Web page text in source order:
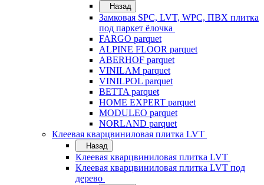
Назад
Замковая SPC, LVT, WPC, ПВХ плитка
под паркет ёлочка
FARGO parquet
ALPINE FLOOR parquet
ABERHOF parquet
VINILAM parquet
VINILPOL parquet
BETTA parquet
HOME EXPERT parquet
MODULEO parquet
NORLAND parquet
Клеевая кварцвиниловая плитка LVT
Назад
Клеевая кварцвиниловая плитка LVT
Клеевая кварцвиниловая плитка LVT под
дерево